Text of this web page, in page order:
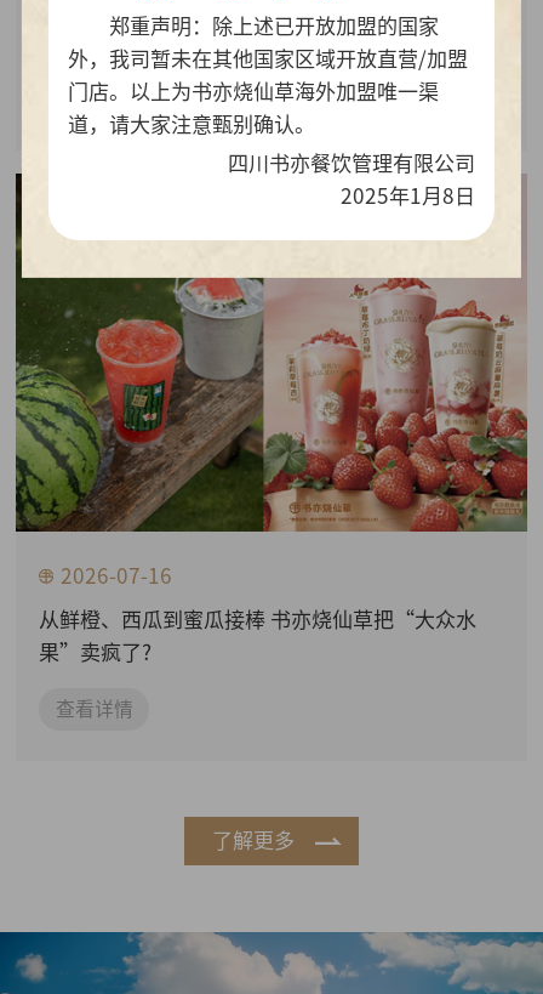
质价比持续热销
查看详情
2026-07-16
从鲜橙、西瓜到蜜瓜接棒 书亦烧仙草把“大众水
果”卖疯了?
查看详情
了解更多
郑重声明：除上述已开放加盟的国家
外，我司暂未在其他国家区域开放直营/加盟
门店。以上为书亦烧仙草海外加盟唯一渠
道，请大家注意甄别确认。
四川书亦餐饮管理有限公司
2025年1月8日